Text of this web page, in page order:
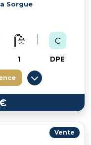
Sorgue
1 DPE
Vente